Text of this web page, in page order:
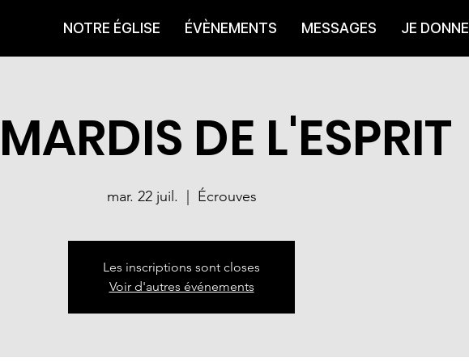
NOTRE ÉGLISE ÉVÈNEMENTS MESSAGES JE DONNE
DE L'ESPRIT
mar. 22 juil. Écrouves
Les inscriptions sont closes
Voir d'autres événements